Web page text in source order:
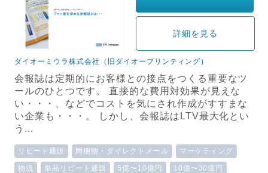
詳細を見る
ダイオーミウラ株式会社（旧ダイオープリンティング）
会報誌は定期的にお客様との接点をつくる重要なツ
ールのひとつです。 直接的な費用対効果が見えな
い・・・、などでコストを気にされ作成がすすまな
い企業も・・・。 しかし、会報誌はLTV最大化とい
う...
リピート通販 同梱物・ダイレクトメール マーケティング
物流 単品リピート通販 5億〜10億円 10億〜30億円